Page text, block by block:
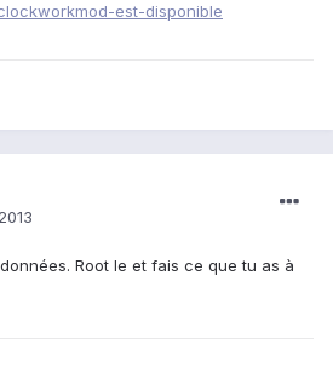
est-disponible
Root le et fais ce que tu as à